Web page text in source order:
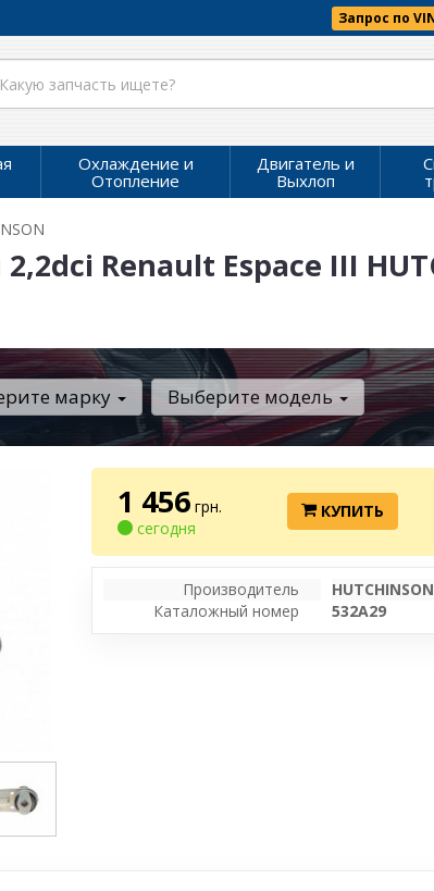
Запрос по
Охлаждение и
Отопление
Двигатель и
Выхлоп
Renault Espace III
марку Выберите модель
1 456 грн.
сегодня
КУПИТЬ
Производитель
HUTCHINSON
Каталожный номер
532A29